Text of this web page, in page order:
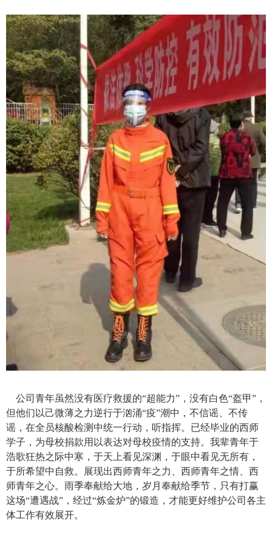
公司青年虽然没有医疗救援的“超能力” ， 没有白色“盔甲” ，
但他们以己微薄之力逆行于汹涌“疫”潮中 ， 不信谣
不传
谣 ， 在全员核酸检测中统一行动 ， 听指挥。 已经毕业的西师
学子 ， 为母校捐款用以表达对母校疫情的支持。 我辈青年于
浩歌狂热之际中寒 ， 于天上看见深渊 ， 于眼中看见无所有 ，
于所希望中自救。 展现出西师青年之力 西师青年之情
西
师青年之心。 雨季奉献给大地 ， 岁月奉献给季节 ， 只有打赢
这场“遭遇战”，经过“炼金炉”的锻造，才能更好维护公司各主
体工作有效展开。